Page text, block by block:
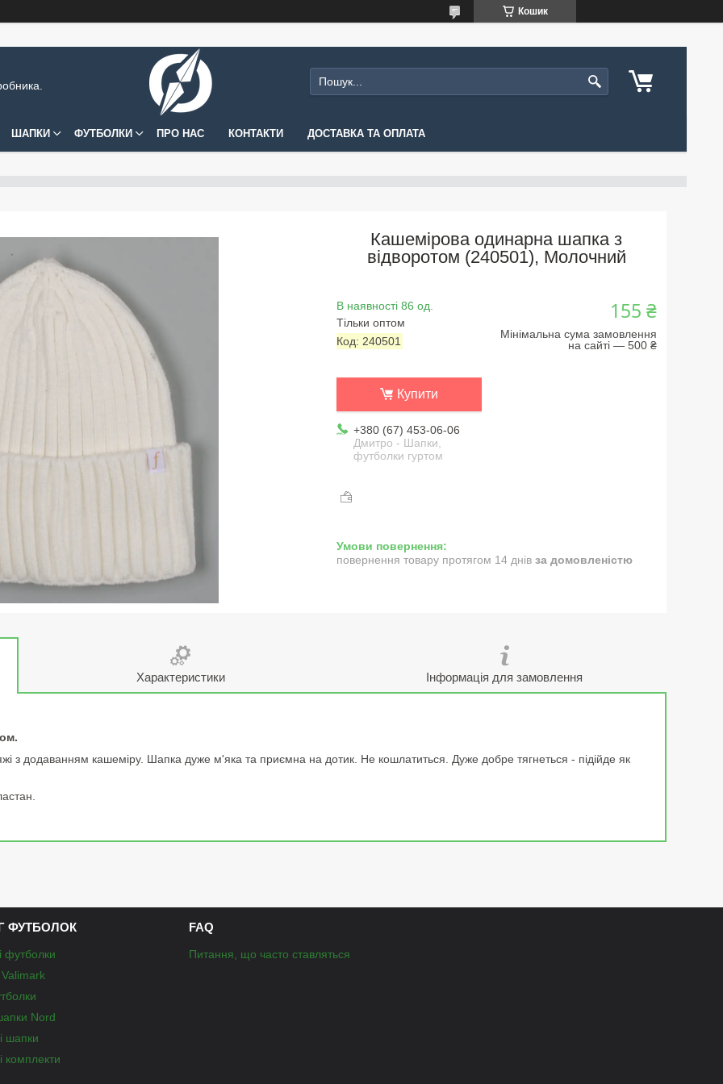
Кошик
ШАПКИ ФУТБОЛКИ ПРО НАС КОНТАКТИ ДОСТАВКА ТА ОПЛАТА
Кашемірова одинарна шапка з
відворотом (240501), Молочний
В наявності 86 од.
Тільки оптом
Код: 240501
155 ₴
Мінімальна сума замовлення
на сайті — 500 ₴
Купити
+380 (67) 453-06-06
Дмитро - Шапки,
футболки гуртом
повернення товару протягом 14 днів за домовленістю
Характеристики Інформація для замовлення
з додаванням кашеміру. Шапка дуже м'яка та приємна на дотик. Не кошлатиться. Дуже добре тягнеться - підійде як
ФУТБОЛОК
футболки
Nord
шапки
комплекти
FAQ
Питання, що часто ставляться